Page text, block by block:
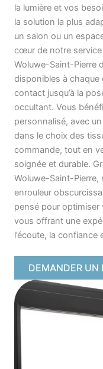
la lumière et vos
la solution la plus
un salon ou un
cœur de notre
Woluwe-Saint-Pierre
disponibles à chaque
contact jusqu’à la
occultant. Vous
personnalisé, avec
dans le choix des
commande, tout en
soignée et durable.
Woluwe-Saint-
enrouleur
pensé pour
vous offrant une
l’écoute, la confiance
DEMANDER UN